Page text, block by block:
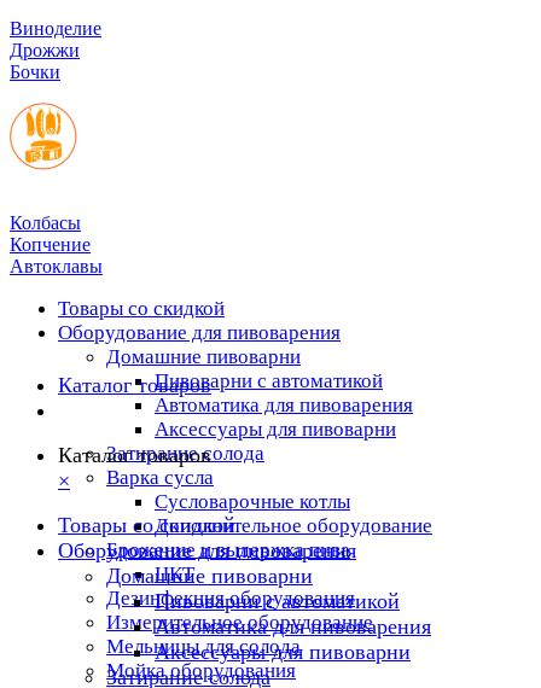
Виноделие
Дрожжи
Бочки
Колбасы
Копчение
Автоклавы
Товары со скидкой
Оборудование для пивоварения
Домашние пивоварни
Пивоварни с автоматикой
Автоматика для пивоварения
Аксессуары для пивоварни
Затирание солода
Варка сусла
Cусловарочные котлы
Дополнительное оборудование
Брожение и выдержка пива
ЦКТ
Дезинфекция оборудования
Измерительное оборудование
Мельницы для солода
Мойка оборудования
Каталог товаров
Каталог товаров
×
Товары со скидкой
Оборудование для пивоварения
Домашние пивоварни
Пивоварни с автоматикой
Автоматика для пивоварения
Аксессуары для пивоварни
Затирание солода